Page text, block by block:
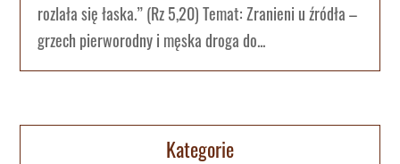
rozlała się łaska.” (Rz 5,20) Temat: Zranieni u źródła –
grzech pierworodny i męska droga do...
Kategorie